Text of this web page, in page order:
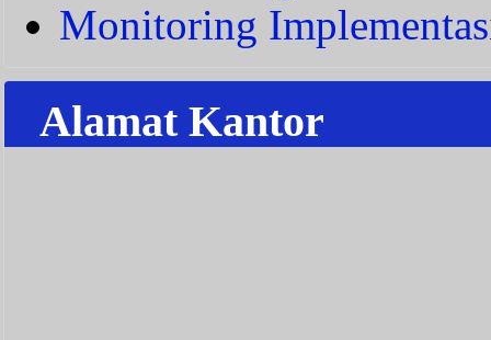
Monitoring
Alamat Kantor